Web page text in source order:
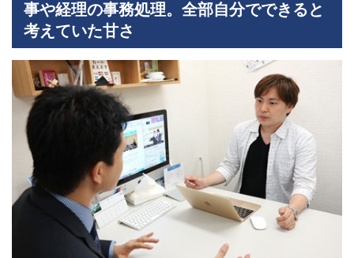
事や経理の事務処理。全部自分でできると
考えていた甘さ